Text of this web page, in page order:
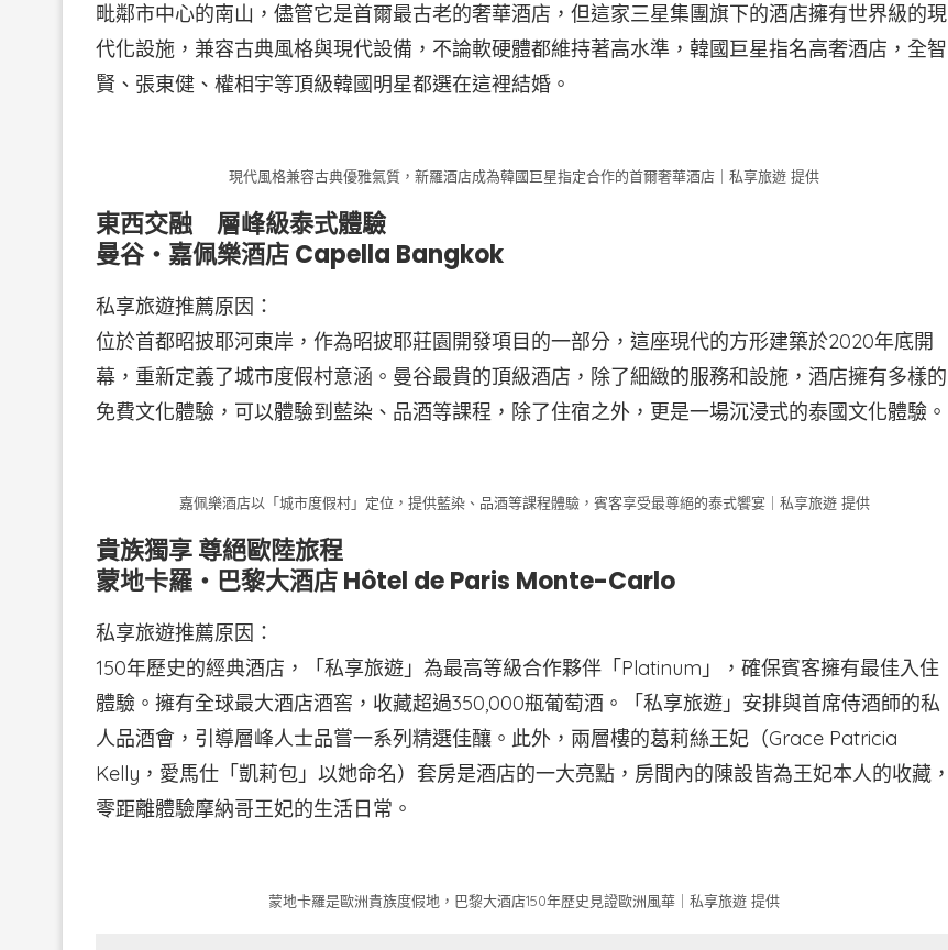
毗鄰市中心的南山，儘管它是首爾最古老的奢華酒店，但這家三星集團旗下的酒店擁有世界級的現
代化設施，兼容古典風格與現代設備，不論軟硬體都維持著高水準，韓國巨星指名高奢酒店，全智
賢、張東健、權相宇等頂級韓國明星都選在這裡結婚。
現代風格兼容古典優雅氣質，新羅酒店成為韓國巨星指定合作的首爾奢華酒店｜私享旅遊 提供
東西交融 層峰級泰式體驗
曼谷・嘉佩樂酒店 Capella Bangkok
私享旅遊推薦原因：
位於首都昭披耶河東岸，作為昭披耶莊園開發項目的一部分，這座現代的方形建築於2020年底開
幕，重新定義了城市度假村意涵。曼谷最貴的頂級酒店，除了細緻的服務和設施，酒店擁有多樣的
免費文化體驗，可以體驗到藍染、品酒等課程，除了住宿之外，更是一場沉浸式的泰國文化體驗。
嘉佩樂酒店以「城市度假村」定位，提供藍染、品酒等課程體驗，賓客享受最尊絕的泰式饗宴｜私享旅遊 提供
貴族獨享 尊絕歐陸旅程
蒙地卡羅・巴黎大酒店 Hôtel de Paris Monte-Carlo
私享旅遊推薦原因：
150年歷史的經典酒店，「私享旅遊」為最高等級合作夥伴「Platinum」，確保賓客擁有最佳入住
體驗。擁有全球最大酒店酒窖，收藏超過350,000瓶葡萄酒。「私享旅遊」安排與首席侍酒師的私
人品酒會，引導層峰人士品嘗一系列精選佳釀。此外，兩層樓的葛莉絲王妃（Grace Patricia
Kelly，愛馬仕「凱莉包」以她命名）套房是酒店的一大亮點，房間內的陳設皆為王妃本人的收藏，
零距離體驗摩納哥王妃的生活日常。
蒙地卡羅是歐洲貴族度假地，巴黎大酒店150年歷史見證歐洲風華｜私享旅遊 提供